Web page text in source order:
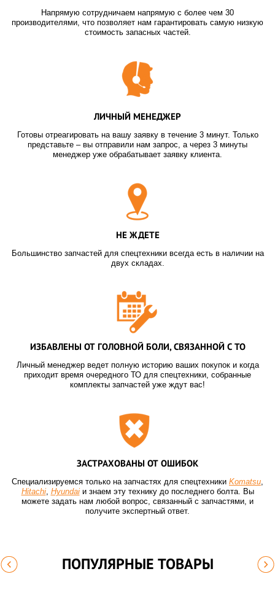
Напрямую сотрудничаем напрямую с более чем 30
производителями, что позволяет нам гарантировать самую низкую
стоимость запасных частей.
ЛИЧНЫЙ МЕНЕДЖЕР
Готовы отреагировать на вашу заявку в течение 3 минут. Только
представьте – вы отправили нам запрос, а через 3 минуты
менеджер уже обрабатывает заявку клиента.
НЕ ЖДЕТЕ
Большинство запчастей для спецтехники всегда есть в наличии на
двух складах.
ИЗБАВЛЕНЫ ОТ ГОЛОВНОЙ БОЛИ, СВЯЗАННОЙ С ТО
Личный менеджер ведет полную историю ваших покупок и когда
приходит время очередного ТО для спецтехники, собранные
комплекты запчастей уже ждут вас!
ЗАСТРАХОВАНЫ ОТ ОШИБОК
Специализируемся только на запчастях для спецтехники Komatsu,
Hitachi, Hyundaiи знаем эту технику до последнего болта. Вы
можете задать нам любой вопрос, связанный с запчастями, и
получите экспертный ответ.
ПОПУЛЯРНЫЕ ТОВАРЫ